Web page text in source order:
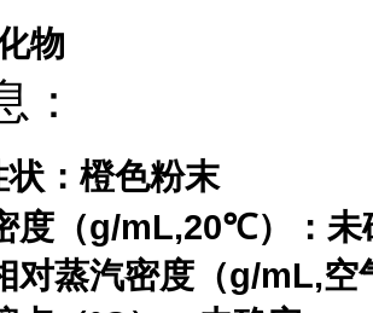
物
：
状：橙色粉末
度（g/mL,20℃）：未
对蒸汽密度（g/mL,空